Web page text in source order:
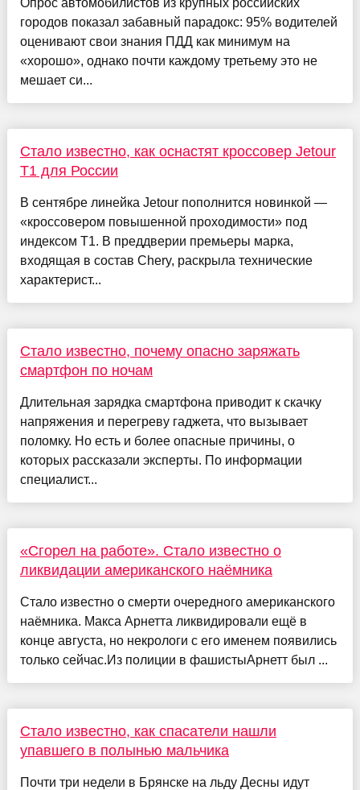
Опрос автомобилистов из крупных российских
городов показал забавный парадокс: 95% водителей
оценивают свои знания ПДД как минимум на
«хорошо», однако почти каждому третьему это не
мешает си...
Стало известно, как оснастят кроссовер Jetour
T1 для России
В сентябре линейка Jetour пополнится новинкой —
«кроссовером повышенной проходимости» под
индексом T1. В преддверии премьеры марка,
входящая в состав Chery, раскрыла технические
характерист...
Стало известно, почему опасно заряжать
смартфон по ночам
Длительная зарядка смартфона приводит к скачку
напряжения и перегреву гаджета, что вызывает
поломку. Но есть и более опасные причины, о
которых рассказали эксперты. По информации
специалист...
«Сгорел на работе». Стало известно о
ликвидации американского наёмника
Стало известно о смерти очередного американского
наёмника. Макса Арнетта ликвидировали ещё в
конце августа, но некрологи с его именем появились
только сейчас.Из полиции в фашистыАрнетт был ...
Стало известно, как спасатели нашли
упавшего в полынью мальчика
Почти три недели в Брянске на льду Десны идут